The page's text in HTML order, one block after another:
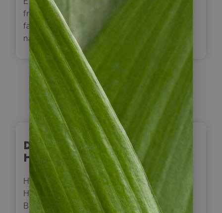
frühen Ansiedlungen sammeln können. Dann
fahren wir zurück in die „Stadt der Rosen“,
nach Puerto Varas.
Tag
Das Volk der Mapuche-
Huilliche Ureinwohner
Heute reisen wir in die Region der Mapuche-
Huilliche-Ureinwohner; dem südlichen
Brudervolk der Mapuche-Indianer. In der